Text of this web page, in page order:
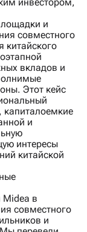
инвестором,
и
совместного
китайского
вкладов и
Этот кейс
капиталоемкие
и
интересы
китайской
Midea в
совместного
и